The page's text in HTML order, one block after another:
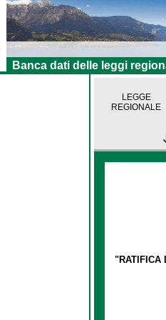
Banca dati delle leggi
LEGGE
REGIONALE
"RATIFICA